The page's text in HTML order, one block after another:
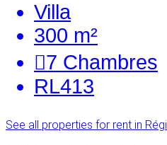
Villa
300 m²
7 Chambres
RL413
See all properties for rent in